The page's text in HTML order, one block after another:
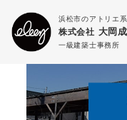
浜松市のアトリエ
株式会社 大岡
一級建築士事務所